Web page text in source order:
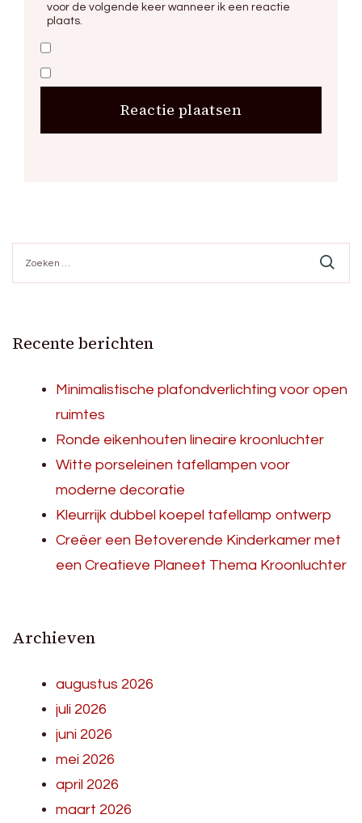
voor de volgende keer wanneer ik een reactie
plaats.
naar:
Recente berichten
Minimalistische plafondverlichting voor open
ruimtes
Ronde eikenhouten lineaire kroonluchter
Witte porseleinen tafellampen voor
moderne decoratie
Kleurrijk dubbel koepel tafellamp ontwerp
Creëer een Betoverende Kinderkamer met
een Creatieve Planeet Thema Kroonluchter
Archieven
augustus 2026
juli 2026
juni 2026
mei 2026
april 2026
maart 2026